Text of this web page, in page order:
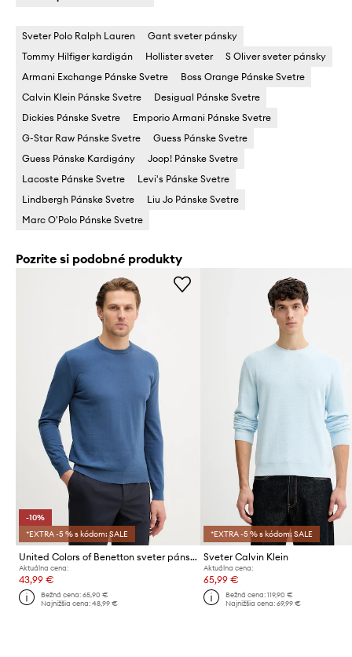
Sveter Polo Ralph Lauren
Gant sveter pánsky
Tommy Hilfiger kardigán
Hollister sveter
S Oliver sveter pánsky
Armani Exchange Pánske Svetre
Boss Orange Pánske Svetre
Calvin Klein Pánske Svetre
Desigual Pánske Svetre
Dickies Pánske Svetre
Emporio Armani Pánske Svetre
G-Star Raw Pánske Svetre
Guess Pánske Svetre
Guess Pánske Kardigány
Joop! Pánske Svetre
Lacoste Pánske Svetre
Levi's Pánske Svetre
Lindbergh Pánske Svetre
Liu Jo Pánske Svetre
Marc O'Polo Pánske Svetre
Pozrite si podobné produkty
-10%
*EXTRA -5 % s kódom: SALE
United Colors of Benetton sveter pánsky bavlnený
Aktuálna cena:
43,99 €
Bežná cena:65,90 €
Najnižšia cena:48,99 €
*EXTRA -5 % s kódom: SALE
Sveter Calvin Klein
Aktuálna cena:
65,99 €
Bežná cena: 119,90 €
Najnižšia cena: 69,99 €